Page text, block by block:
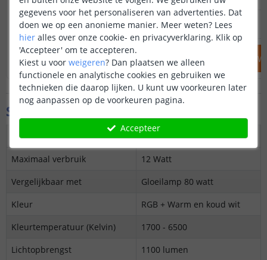
OP VOORRAAD 20,85 19,95
IN WINKELWAGEN
OP VOORRAAD
IN
Specificaties
Protocol
Wifi (2,4 GHz)
Maximaal verbruik
12 Watt
Vergelijkbaar met
Gloeilamp 80 watt
Kleur
RGB + Warm en koud wit
Kleurtemperatuur (Kelvin)
1700 - 6500
Lichtopbrengst
1100 lumen
gegevens voor het personaliseren van advertenties. Dat
doen we op een anonieme manier. Meer weten? Lees
hier alles over onze cookie- en privacyverklaring. Klik op
'Accepteer' om te accepteren.
Kiest u voor weigeren? Dan plaatsen we alleen
functionele en analytische cookies en gebruiken we
technieken die daarop lijken. U kunt uw voorkeuren later
nog aanpassen op de voorkeuren pagina.
Accepteer